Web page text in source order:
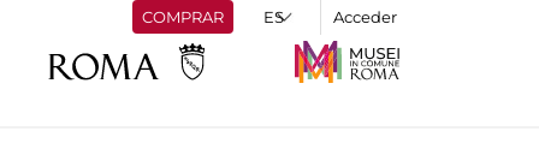
COMPRAR Acceder